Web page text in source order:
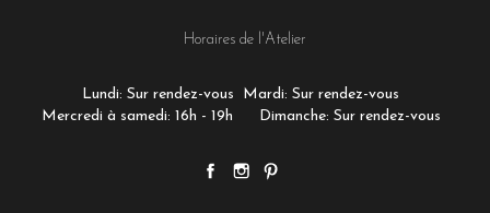
Horaires de l'Atelier
Lundi: Sur rendez-vous
Mardi: Sur rendez-vous
Mercredi à samedi: 16h - 19h
Dimanche: Sur rendez-vous